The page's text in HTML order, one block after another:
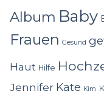
Album Baby
Frauen Gesund
Haut Hilfe
Jennifer Kate Kim